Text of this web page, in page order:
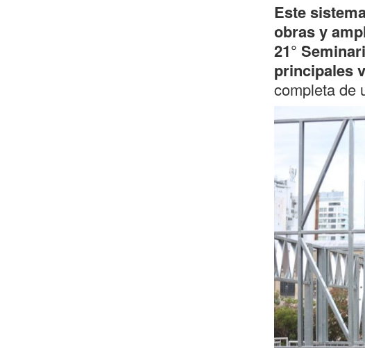
Este
obras y
21°
principales
completa de